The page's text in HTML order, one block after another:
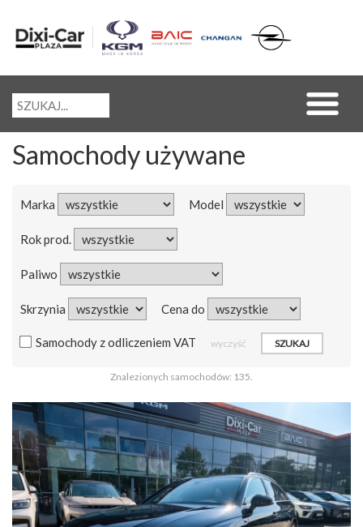
Samochody używane
Marka Model
Rok prod.
Paliwo
Skrzynia Cena do
Samochody z odliczeniem VAT wyczyść
Znalezionych samochodów: 135.